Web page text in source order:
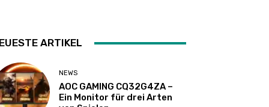
ARTIKEL
NEWS
AOC GAMING CQ32G4ZA –
Ein Monitor für drei Arten